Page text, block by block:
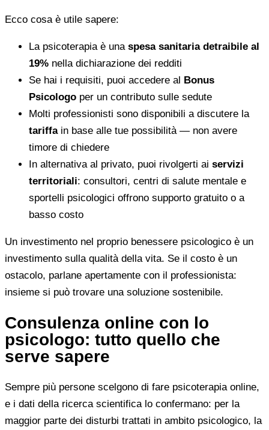
Ecco cosa è utile sapere:
La psicoterapia è una spesa sanitaria detraibile al
19% nella dichiarazione dei redditi
Se hai i requisiti, puoi accedere al Bonus
Psicologo per un contributo sulle sedute
Molti professionisti sono disponibili a discutere la
tariffain base alle tue possibilità — non avere
timore di chiedere
In alternativa al privato, puoi rivolgerti ai servizi
territoriali: consultori, centri di salute mentale e
sportelli psicologici offrono supporto gratuito o a
basso costo
Un investimento nel proprio benessere psicologico è un
investimento sulla qualità della vita. Se il costo è un
ostacolo, parlane apertamente con il professionista:
insieme si può trovare una soluzione sostenibile.
Consulenza online con lo
psicologo: tutto quello che
serve sapere
Sempre più persone scelgono di fare psicoterapia online,
e i dati della ricerca scientifica lo confermano: per la
maggior parte dei disturbi trattati in ambito psicologico, la